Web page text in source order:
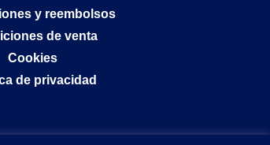
y reembolsos
de venta
Cookies
de privacidad